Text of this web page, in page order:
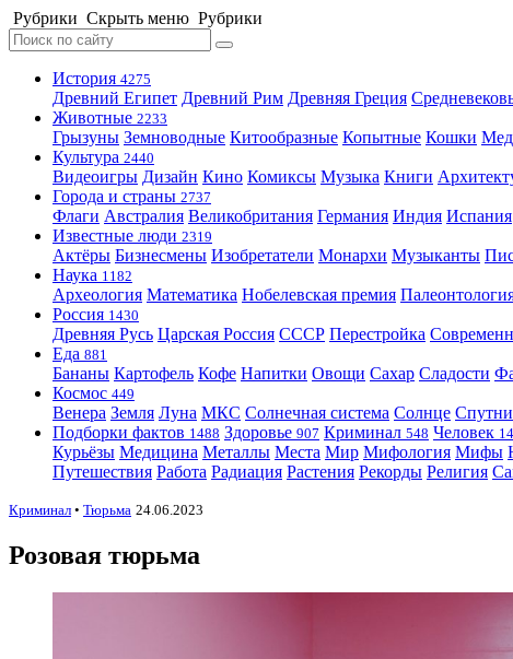
Рубрики Скрыть меню Рубрики
История 4275
Древний Египет Древний Рим Древняя Греция
Животные 2233
Грызуны Земноводные Китообразные Копытные Кошки
Культура 2440
Видеоигры Дизайн Кино Комиксы Музыка Книги
Города и страны 2737
Флаги Австралия Великобритания Германия Индия Испания
Известные люди 2319
Актёры Бизнесмены Изобретатели Монархи Музыканты
Наука 1182
Археология Математика Нобелевская премия
Россия 1430
Древняя Русь Царская Россия СССР Перестройка
Еда 881
Бананы Картофель Кофе Напитки Овощи Сахар Сладости
Космос 449
Венера Земля Луна МКС Солнечная система Солнце
Подборки фактов 1488 Здоровье 907 Криминал 548 Человек
Курьёзы Медицина Металлы Места Мир Мифология Мифы
Путешествия Работа Радиация Растения Рекорды Религия
Криминал • Тюрьма 24.06.2023
Розовая тюрьма